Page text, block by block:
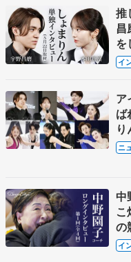
推
昌
を
イ
ア
ば
国
ニ
中
の
織
イ